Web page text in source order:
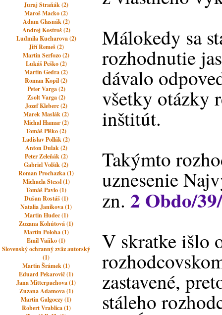
Juraj Straňák (2)
Maroš Macko (2)
Adam Glasnák (2)
Andrej Kostroš (2)
Ludmila Kucharova (2)
Jiří Remeš (2)
Martin Serfozo (2)
Lukáš Peško (2)
Martin Gedra (2)
Roman Kopil (2)
Peter Varga (2)
Zsolt Varga (2)
Jozef Kleberc (2)
Marek Maslák (2)
Michal Hamar (2)
Tomáš Plško (2)
Ladislav Pollák (2)
Anton Dulak (2)
Peter Zeleňák (2)
Gabriel Volšík (2)
Roman Prochazka (1)
Michaela Stessl (1)
Tomáš Pavlo (1)
Dušan Rostáš (1)
Natalia Janikova (1)
Martin Hudec (1)
Zuzana Kohútová (1)
Martin Poloha (1)
Emil Vaňko (1)
Slovenský ochranný zväz autorský
(1)
Martin Šrámek (1)
Eduard Pekarovič (1)
Jana Mitterpachova (1)
Zuzana Adamova (1)
Martin Galgoczy (1)
Robert Vrablica (1)
Málokedy sa
rozhodnutie
dávalo
všetky otázky
inštitút.
Takýmto
uznesenie
zn.2 Obdo/
V skratke išlo
zastavené,
stáleho